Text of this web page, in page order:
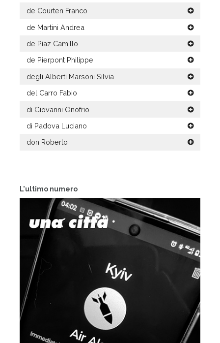
L'ultimo numero
de Courten Franco
de Martini Andrea
de Piaz Camillo
de Pierpont Philippe
degli Alberti Marsoni Silvia
del Carro Fabio
di Giovanni Onofrio
di Padova Luciano
don Roberto